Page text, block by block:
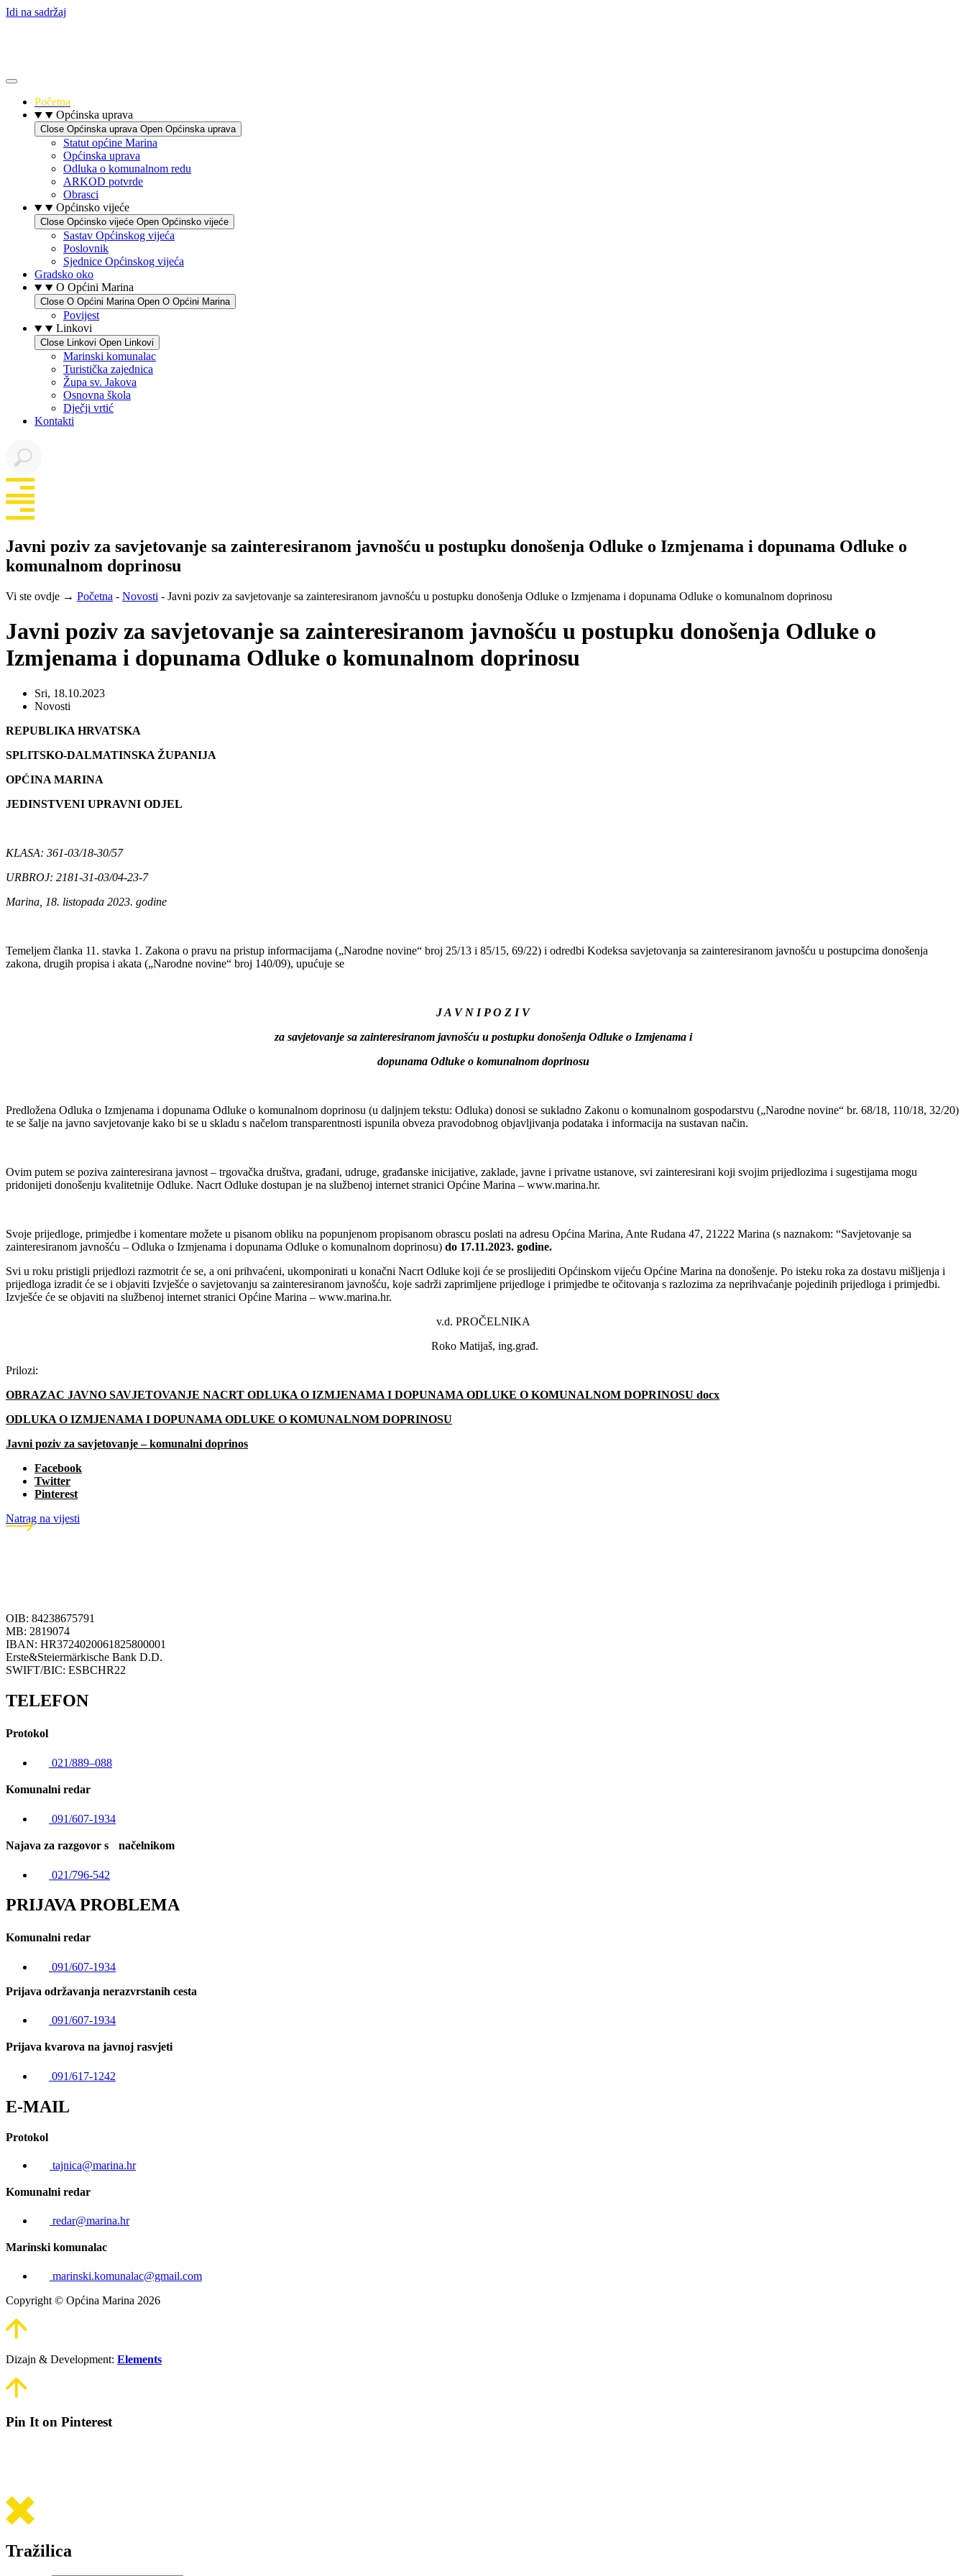
Idi na sadržaj
Početna
Općinska uprava
Close Općinska uprava Open Općinska uprava
Statut općine Marina
Općinska uprava
Odluka o komunalnom redu
ARKOD potvrde
Obrasci
Općinsko vijeće
Close Općinsko vijeće Open Općinsko vijeće
Sastav Općinskog vijeća
Poslovnik
Sjednice Općinskog vijeća
Gradsko oko
O Općini Marina
Close O Općini Marina Open O Općini Marina
Povijest
Linkovi
Close Linkovi Open Linkovi
Marinski komunalac
Turistička zajednica
Župa sv. Jakova
Osnovna škola
Dječji vrtić
Kontakti
Javni poziv za savjetovanje sa zainteresiranom javnošću u postupku donošenja Odluke o Izmjenama i dopunama Odluke o
komunalnom doprinosu
Vi ste ovdje → Početna - Novosti - Javni poziv za savjetovanje sa zainteresiranom javnošću u postupku donošenja Odluke o Izmjenama i dopunama Odluke o komunalnom doprinosu
Javni poziv za savjetovanje sa zainteresiranom javnošću u postupku donošenja Odluke o
Izmjenama i dopunama Odluke o komunalnom doprinosu
Sri, 18.10.2023
Novosti
REPUBLIKA HRVATSKA
SPLITSKO-DALMATINSKA ŽUPANIJA
OPĆINA MARINA
JEDINSTVENI UPRAVNI ODJEL
KLASA: 361-03/18-30/57
URBROJ: 2181-31-03/04-23-7
Marina, 18. listopada 2023. godine
Temeljem članka 11. stavka 1. Zakona o pravu na pristup informacijama („Narodne novine“ broj 25/13 i 85/15, 69/22) i odredbi Kodeksa savjetovanja sa zainteresiranom javnošću u postupcima donošenja
zakona, drugih propisa i akata („Narodne novine“ broj 140/09), upućuje se
J A V N I P O Z I V
za savjetovanje sa zainteresiranom javnošću u postupku donošenja Odluke o Izmjenama i
dopunama Odluke o komunalnom doprinosu
Predložena Odluka o Izmjenama i dopunama Odluke o komunalnom doprinosu (u daljnjem tekstu: Odluka) donosi se sukladno Zakonu o komunalnom gospodarstvu („Narodne novine“ br. 68/18, 110/18, 32/20)
te se šalje na javno savjetovanje kako bi se u skladu s načelom transparentnosti ispunila obveza pravodobnog objavljivanja podataka i informacija na sustavan način.
Ovim putem se poziva zainteresirana javnost – trgovačka društva, građani, udruge, građanske inicijative, zaklade, javne i privatne ustanove, svi zainteresirani koji svojim prijedlozima i sugestijama mogu
pridonijeti donošenju kvalitetnije Odluke. Nacrt Odluke dostupan je na službenoj internet stranici Općine Marina – www.marina.hr.
Svoje prijedloge, primjedbe i komentare možete u pisanom obliku na popunjenom propisanom obrascu poslati na adresu Općina Marina, Ante Rudana 47, 21222 Marina (s naznakom: “Savjetovanje sa
zainteresiranom javnošću – Odluka o Izmjenama i dopunama Odluke o komunalnom doprinosu) do 17.11.2023. godine.
Svi u roku pristigli prijedlozi razmotrit će se, a oni prihvaćeni, ukomponirati u konačni Nacrt Odluke koji će se proslijediti Općinskom vijeću Općine Marina na donošenje. Po isteku roka za dostavu mišljenja i
prijedloga izradit će se i objaviti Izvješće o savjetovanju sa zainteresiranom javnošću, koje sadrži zaprimljene prijedloge i primjedbe te očitovanja s razlozima za neprihvaćanje pojedinih prijedloga i primjedbi.
Izvješće će se objaviti na službenoj internet stranici Općine Marina – www.marina.hr.
v.d. PROČELNIKA
Roko Matijaš, ing.građ.
Prilozi:
OBRAZAC JAVNO SAVJETOVANJE NACRT ODLUKA O IZMJENAMA I DOPUNAMA ODLUKE O KOMUNALNOM DOPRINOSU docx
ODLUKA O IZMJENAMA I DOPUNAMA ODLUKE O KOMUNALNOM DOPRINOSU
Javni poziv za savjetovanje – komunalni doprinos
Facebook
Twitter
Pinterest
Natrag na vijesti
OIB: 84238675791
MB: 2819074
IBAN: HR3724020061825800001
Erste&Steiermärkische Bank D.D.
SWIFT/BIC: ESBCHR22
TELEFON
Protokol
021/889–088
Komunalni redar
091/607-1934
Najava za razgovor s načelnikom
021/796-542
PRIJAVA PROBLEMA
Komunalni redar
091/607-1934
Prijava održavanja nerazvrstanih cesta
091/607-1934
Prijava kvarova na javnoj rasvjeti
091/617-1242
E-MAIL
Protokol
tajnica@marina.hr
Komunalni redar
redar@marina.hr
Marinski komunalac
marinski.komunalac@gmail.com
Copyright © Općina Marina 2026
Dizajn & Development: Elements
Pin It on Pinterest
Tražilica